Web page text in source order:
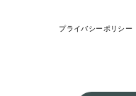
プライバシーポリシー